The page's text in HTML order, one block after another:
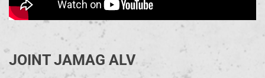
JOINT JAMAG ALV